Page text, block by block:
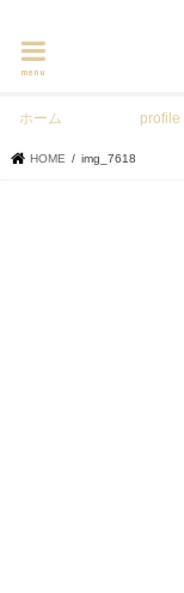
menu
ホーム profile
HOME img_7618